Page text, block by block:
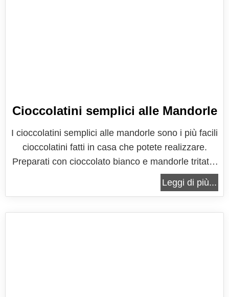
Cioccolatini semplici alle Mandorle
I cioccolatini semplici alle mandorle sono i più facili
cioccolatini fatti in casa che potete realizzare.
Preparati con cioccolato bianco e mandorle tritate,
leggermente speziati con la cannella in polvere,
che arricchisce il cioccolato bianco, che ha un
Leggi di più...